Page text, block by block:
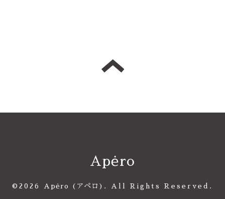
Apėro
©2026 Apėro (アペロ) . All Rights Reserved.